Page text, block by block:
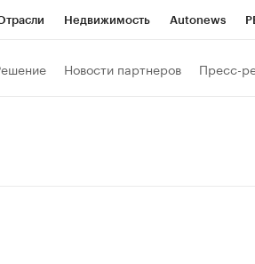
Недвижимость Autonews
Новости партнеров Пресс-